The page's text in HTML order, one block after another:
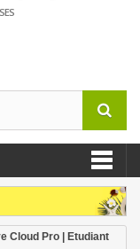
Cloud Pro | Etudiant